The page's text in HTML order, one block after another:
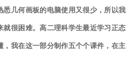
悉几何画板的电脑使用又很少，所以我
就很困难。高二理科学生最近学习正态
我在这一部分制作五个个课件， 在主